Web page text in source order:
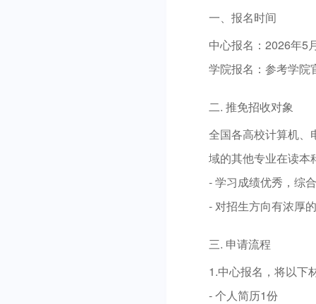
一、报名时间
中心报名：2026年5
学院报名：参考学院
二. 推免招收对象
全国各高校计算机、
域的其他专业在读本
- 学习成绩优秀，综
- 对招生方向有浓厚
三. 申请流程
1.中心报名，将以下
- 个人简历1份